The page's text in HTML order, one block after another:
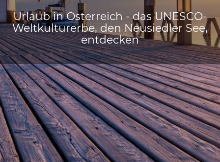
Urlaub in Österreich - das UNESCO-
Weltkulturerbe, den Neusiedler See,
entdecken